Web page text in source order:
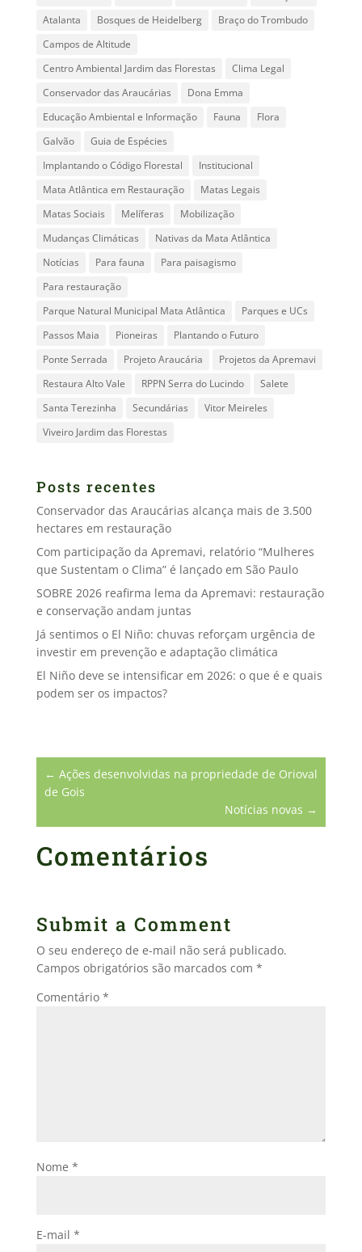
Atalanta
Bosques de Heidelberg
Braço do Trombudo
Campos de Altitude
Centro Ambiental Jardim das Florestas
Clima Legal
Conservador das Araucárias
Dona Emma
Educação Ambiental e Informação
Fauna
Flora
Galvão
Guia de Espécies
Implantando o Código Florestal
Institucional
Mata Atlântica em Restauração
Matas Legais
Matas Sociais
Melíferas
Mobilização
Mudanças Climáticas
Nativas da Mata Atlântica
Notícias
Para fauna
Para paisagismo
Para restauração
Parque Natural Municipal Mata Atlântica
Parques e UCs
Passos Maia
Pioneiras
Plantando o Futuro
Ponte Serrada
Projeto Araucária
Projetos da Apremavi
Restaura Alto Vale
RPPN Serra do Lucindo
Salete
Santa Terezinha
Secundárias
Vitor Meireles
Viveiro Jardim das Florestas
Posts recentes
Conservador das Araucárias alcança mais de 3.500
hectares em restauração
Com participação da Apremavi, relatório “Mulheres
que Sustentam o Clima” é lançado em São Paulo
SOBRE 2026 reafirma lema da Apremavi: restauração
e conservação andam juntas
Já sentimos o El Niño: chuvas reforçam urgência de
investir em prevenção e adaptação climática
El Niño deve se intensificar em 2026: o que é e quais
podem ser os impactos?
← Ações desenvolvidas na propriedade de Orioval
de Gois
Notícias novas →
Comentários
Submit a Comment
O seu endereço de e-mail não será publicado.
Campos obrigatórios são marcados com *
Comentário *
Nome *
E-mail *